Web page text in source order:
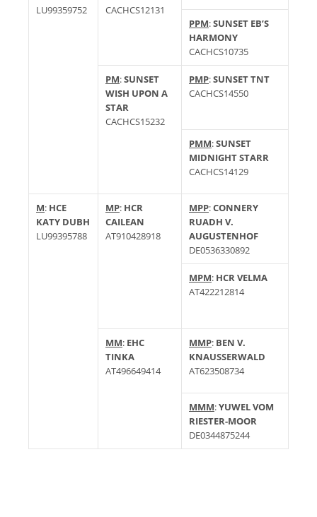
LU99359752
CACHCS12131
PPM:SUNSET EB’S
HARMONY
CACHCS10735
PM:SUNSET
WISH UPON A
STAR
CACHCS15232
PMP:SUNSET TNT
CACHCS14550
PMM:SUNSET
MIDNIGHT STARR
CACHCS14129
M: HCE
KATY DUBH
LU99395788
MP: HCR
CAILEAN
AT910428918
MPP:CONNERY
RUADH V.
AUGUSTENHOF
DE0536330892
MPM: HCR VELMA
AT422212814
MM: EHC
TINKA
AT496649414
MMP: BEN V.
KNAUSSERWALD
AT623508734
MMM:YUWEL VOM
RIESTER-MOOR
DE0344875244